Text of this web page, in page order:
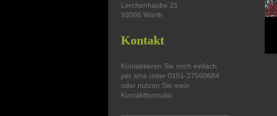
Lerchenhaube 21
93086 Wörth
Kontakt
Kontaktieren Sie mich einfach
per sms unter 0151-27560684
oder nutzen Sie mein
Kontaktformular.